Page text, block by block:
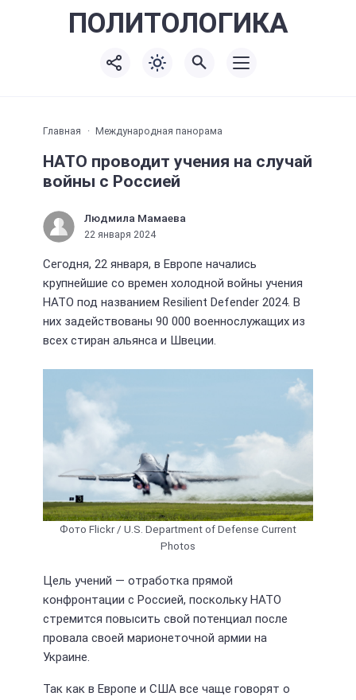
ПОЛИТОЛОГИКА
Главная Международная панорама
НАТО проводит учения на случай
войны с Россией
Людмила Мамаева
22 января 2024
Сегодня, 22 января, в Европе начались
крупнейшие со времен холодной войны учения
НАТО под названием Resilient Defender 2024. В
них задействованы 90 000 военнослужащих из
всех стиран альянса и Швеции.
Фото Flickr / U.S. Department of Defense Current
Photos
Цель учений — отработка прямой
конфронтации с Россией, поскольку НАТО
стремится повысить свой потенциал после
провала своей марионеточной армии на
Украине.
Так как в Европе и США все чаще говорят о